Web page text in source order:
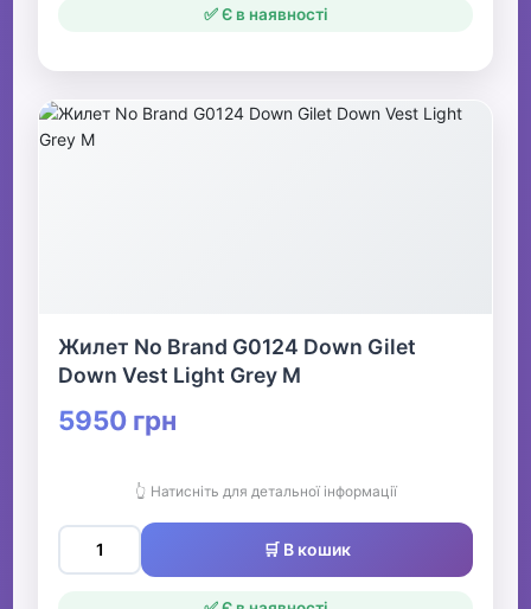
✅ Є в наявності
Жилет No Brand G0124 Down Gilet
Down Vest Light Grey M
5950 грн
👆 Натисніть для детальної інформації
🛒 В кошик